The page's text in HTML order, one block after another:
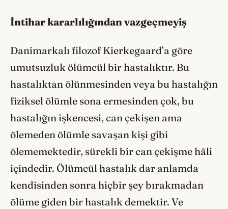
İntihar kararlılığından vazgeçmeyiş
Danimarkalı filozof Kierkegaard’a göre
umutsuzluk ölümcül bir hastalıktır. Bu
hastalıktan ölünmesinden veya bu hastalığın
fiziksel ölümle sona ermesinden çok, bu
hastalığın işkencesi, can çekişen ama
ölemeden ölümle savaşan kişi gibi
ölememektedir, sürekli bir can çekişme hâli
içindedir. Ölümcül hastalık dar anlamda
kendisinden sonra hiçbir şey bırakmadan
ölüme giden bir hastalık demektir. Ve